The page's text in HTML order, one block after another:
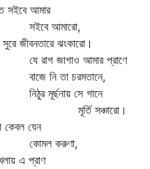
আমার
আমারো,
জীবনতারে ঝংকারো।
আমার প্রাণে
তা চরমতানে,
সে গানে
সঞ্চারো।
যেন
করুণা,
এ প্রাণ